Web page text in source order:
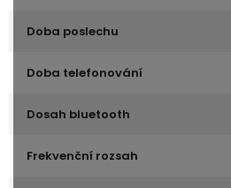
Doba poslechu
Doba telefonování
Dosah bluetooth
Frekvenční rozsah